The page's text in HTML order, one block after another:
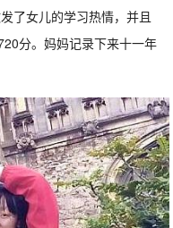
了女儿的学习热情，并且
分。妈妈记录下来十一年